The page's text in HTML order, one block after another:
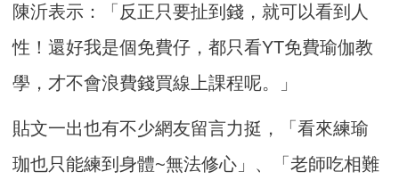
陳沂表示：「反正只要扯到錢，就可以看到人
性！還好我是個免費仔，都只看YT免費瑜伽教
學，才不會浪費錢買線上課程呢。」
貼文一出也有不少網友留言力挺，「看來練瑜
珈也只能練到身體~無法修心」、「老師吃相難